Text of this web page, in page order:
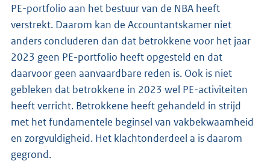
PE-portfolio aan het bestuur van de NBA heeft
verstrekt. Daarom kan de Accountantskamer niet
anders concluderen dan dat betrokkene voor het jaar
2023 geen PE-portfolio heeft opgesteld en dat
daarvoor geen aanvaardbare reden is. Ook is niet
gebleken dat betrokkene in 2023 wel PE-activiteiten
heeft verricht. Betrokkene heeft gehandeld in strijd
met het fundamentele beginsel van vakbekwaamheid
en zorgvuldigheid. Het klachtonderdeel a is daarom
gegrond.